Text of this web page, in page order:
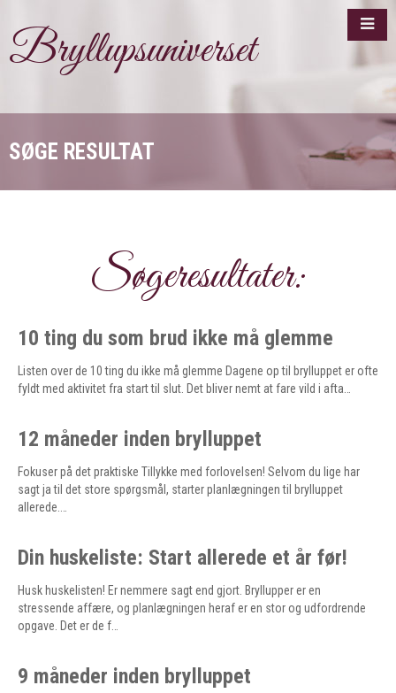
Bryllupsuniverset
SØGE RESULTAT
Søgeresultater:
10 ting du som brud ikke må glemme
Listen over de 10 ting du ikke må glemme Dagene op til brylluppet er ofte
fyldt med aktivitet fra start til slut. Det bliver nemt at fare vild i afta…
12 måneder inden brylluppet
Fokuser på det praktiske Tillykke med forlovelsen! Selvom du lige har
sagt ja til det store spørgsmål, starter planlægningen til brylluppet
allerede.…
Din huskeliste: Start allerede et år før!
Husk huskelisten! Er nemmere sagt end gjort. Bryllupper er en
stressende affære, og planlægningen heraf er en stor og udfordrende
opgave. Det er de f…
9 måneder inden brylluppet